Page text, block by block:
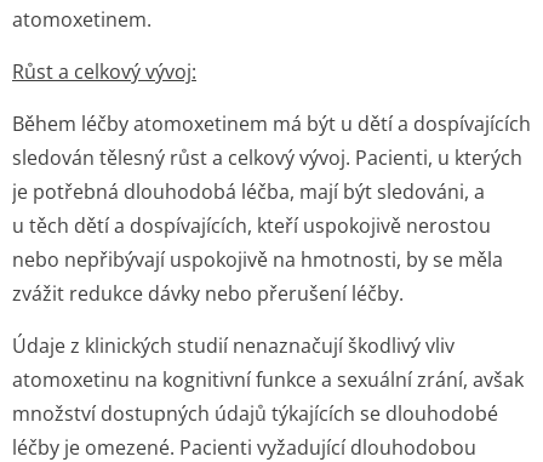
atomoxetinem.
Růst a celkový vývoj:
Během léčby atomoxetinem má být u dětí a dospívajících
sledován tělesný růst a celkový vývoj. Pacienti, u kterých
je potřebná dlouhodobá léčba, mají být sledováni, a
u těch dětí a dospívajících, kteří uspokojivě nerostou
nebo nepřibývají uspokojivě na hmotnosti, by se měla
zvážit redukce dávky nebo přerušení léčby.
Údaje z klinických studií nenaznačují škodlivý vliv
atomoxetinu na kognitivní funkce a sexuální zrání, avšak
množství dostupných údajů týkajících se dlouhodobé
léčby je omezené. Pacienti vyžadující dlouhodobou